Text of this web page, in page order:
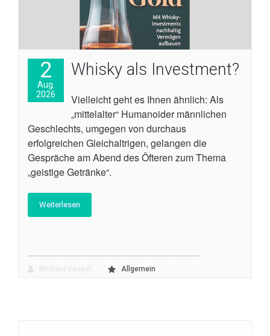
2
Aug.
2026
Whisky als Investment?
Vielleicht geht es Ihnen ähnlich: Als
„mittelalter“ Humanoider männlichen
Geschlechts, umgegen von durchaus
erfolgreichen Gleichaltrigen, gelangen die
Gespräche am Abend des Öfteren zum Thema
„geistige Getränke“.
Weiterlesen
Allgemein